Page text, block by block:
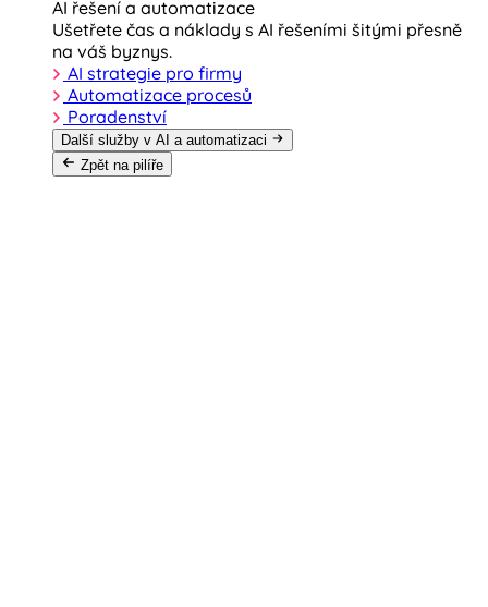
AI řešení a automatizace
Ušetřete čas a náklady s AI řešeními šitými přesně
na váš byznys.
AI strategie pro firmy
Automatizace procesů
Poradenství
Další služby v AI a automatizaci
Zpět na pilíře